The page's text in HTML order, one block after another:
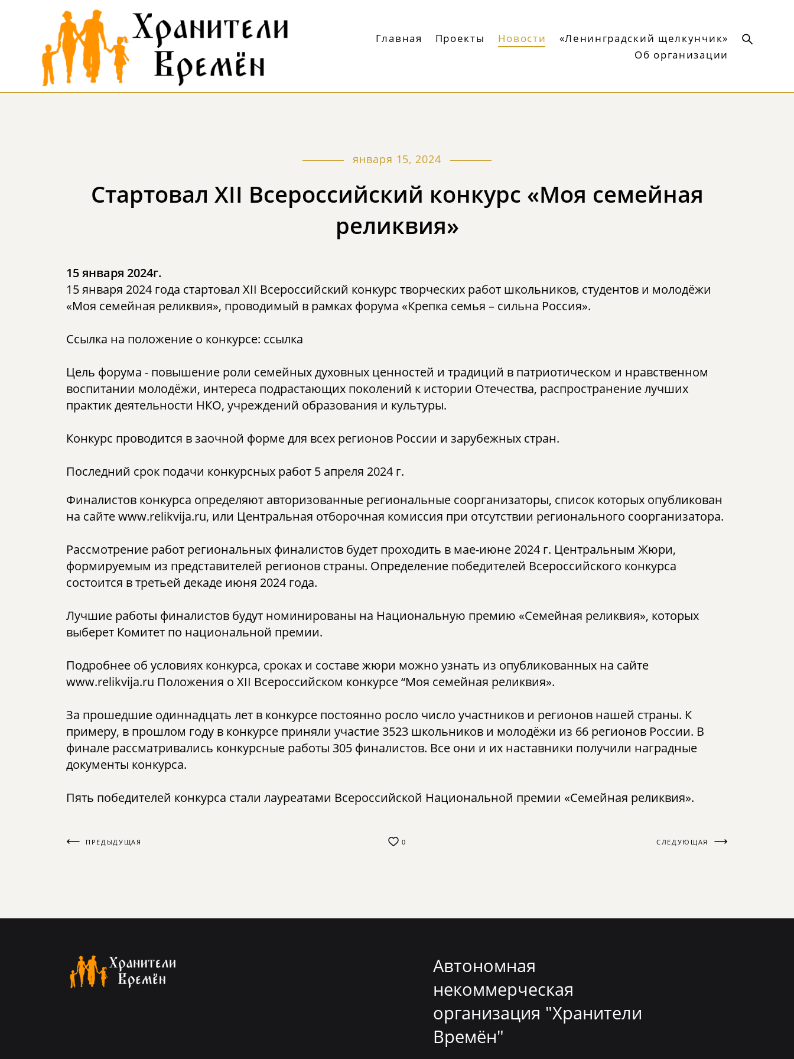
Главная Проекты Новости
«Ленинградский щелкунчик»
Об организации
января 15, 2024
Стартовал XII Всероссийский конкурс «Моя семейная
реликвия»
15 января 2024г.
15 января 2024 года стартовал XII Всероссийский конкурс творческих работ школьников, студентов и молодёжи
«Моя семейная реликвия», проводимый в рамках форума «Крепка семья – сильна Россия».
Ссылка на положение о конкурсе: ссылка
Цель форума - повышение роли семейных духовных ценностей и традиций в патриотическом и нравственном
воспитании молодёжи, интереса подрастающих поколений к истории Отечества, распространение лучших
практик деятельности НКО, учреждений образования и культуры.
Конкурс проводится в заочной форме для всех регионов России и зарубежных стран.
Последний срок подачи конкурсных работ 5 апреля 2024 г.
Финалистов конкурса определяют авторизованные региональные соорганизаторы, список которых опубликован
на сайте www.relikvija.ru, или Центральная отборочная комиссия при отсутствии регионального соорганизатора.
Рассмотрение работ региональных финалистов будет проходить в мае-июне 2024 г. Центральным Жюри,
формируемым из представителей регионов страны. Определение победителей Всероссийского конкурса
состоится в третьей декаде июня 2024 года.
Лучшие работы финалистов будут номинированы на Национальную премию «Семейная реликвия», которых
выберет Комитет по национальной премии.
Подробнее об условиях конкурса, сроках и составе жюри можно узнать из опубликованных на сайте
www.relikvija.ru Положения о ХII Всероссийском конкурсе “Моя семейная реликвия».
За прошедшие одиннадцать лет в конкурсе постоянно росло число участников и регионов нашей страны. К
примеру, в прошлом году в конкурсе приняли участие 3523 школьников и молодёжи из 66 регионов России. В
финале рассматривались конкурсные работы 305 финалистов. Все они и их наставники получили наградные
документы конкурса.
Пять победителей конкурса стали лауреатами Всероссийской Национальной премии «Семейная реликвия».
0
ПРЕДЫДУЩАЯ СЛЕДУЮЩАЯ
Автономная
некоммерческая
организация "Хранители
Времён"